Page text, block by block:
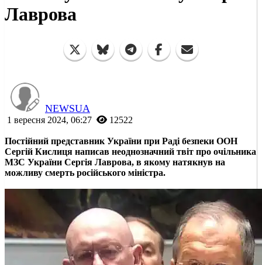
Лаврова
NEWSUA
1 вересня 2024, 06:27 12522
Постійний представник України при Раді безпеки ООН
Сергій Кислиця написав неоднозначний твіт про очільника
МЗС України Сергія Лаврова, в якому натякнув на
можливу смерть російського міністра.